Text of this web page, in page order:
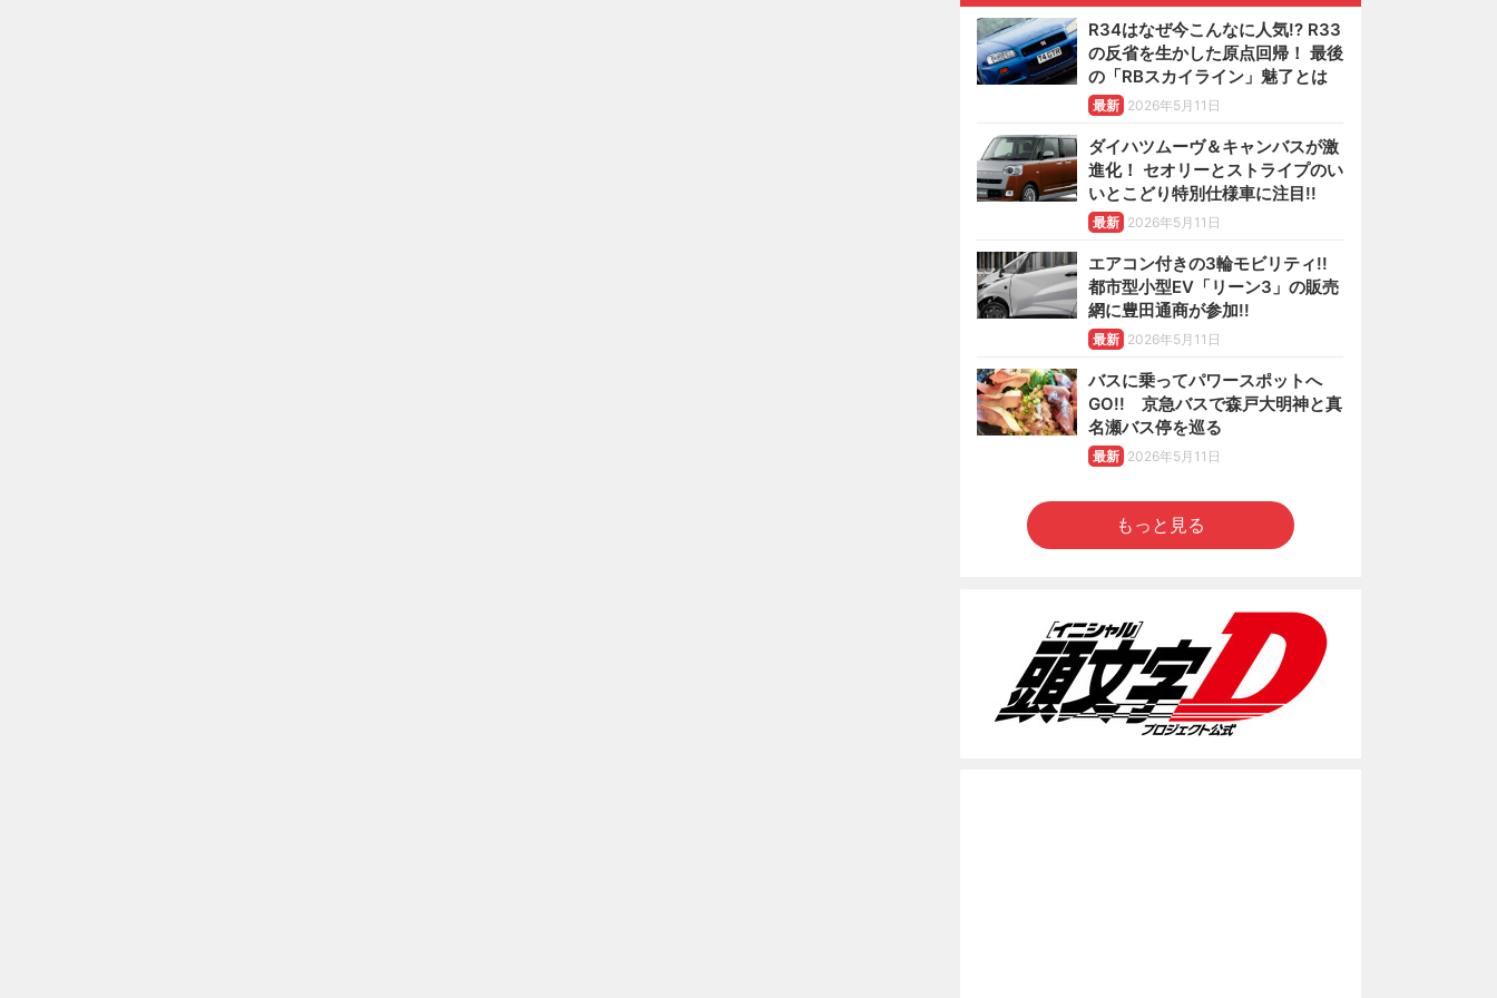
R34はなぜ今こんなに人気!? R33
の反省を生かした原点回帰！ 最後
の「RBスカイライン」魅了とは
最新 2026年5月11日
ダイハツムーヴ＆キャンバスが激
進化！ セオリーとストライプのい
いとこどり特別仕様車に注目!!
最新 2026年5月11日
エアコン付きの3輪モビリティ!!
都市型小型EV「リーン3」の販売
網に豊田通商が参加!!
最新 2026年5月11日
バスに乗ってパワースポットへ
GO!! 京急バスで森戸大明神と真
名瀬バス停を巡る
最新 2026年5月11日
もっと見る